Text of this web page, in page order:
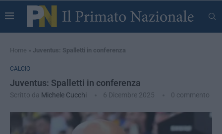
Home » Juventus: Spalletti in conferenza
CALCIO
Juventus: Spalletti in conferenza
Scritto da Michele Cucchi 6 Dicembre 2025 0 commento